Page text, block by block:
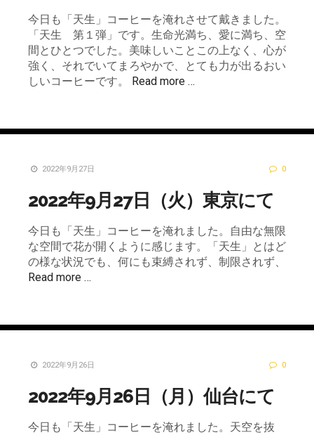
今日も「天生」コーヒーを淹れさせて戴きました。
「天生 第１弾」です。生命光満ち、愛に満ち、空
間とひとつでした。美味しいことこの上なく、心が
強く、それでいてまろやかで、とても力が出るおい
しいコーヒーです。
Read more …
2022年9月27日 0
2022年9月27日（火）東京にて
今日も「天生」コーヒーを淹れました。自由な無限
な空間で花が開くように感じます。「天生」とはど
の様な状況でも、何にも束縛されず、制限されず、
Read more …
2022年9月26日 0
2022年9月26日（月）仙台にて
今日も「天生」コーヒーを淹れました。天空を抜